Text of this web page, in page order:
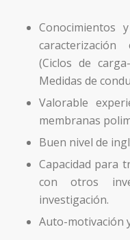
Conocimientos
(Ciclos de
Medidas de
Valorable
membranas
Buen nivel de
Capacidad para
con otros
investigación.
Auto-motivación